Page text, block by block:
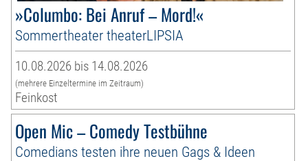
»Columbo: Bei Anruf – Mord!«
Sommertheater theaterLIPSIA
10.08.2026 bis 14.08.2026
(mehrere Einzeltermine im Zeitraum)
Feinkost
Open Mic – Comedy Testbühne
Comedians testen ihre neuen Gags & Ideen